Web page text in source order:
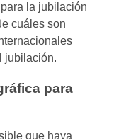
la jubilación
cuáles son
jubilación.
para
que haya